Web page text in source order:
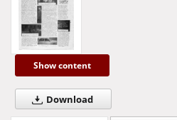
Show content
Download